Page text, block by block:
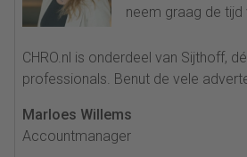
neem graag de tijd
CHRO.nl is onderdeel van Sijthoff,
professionals. Benut de vele
Marloes Willems
Accountmanager